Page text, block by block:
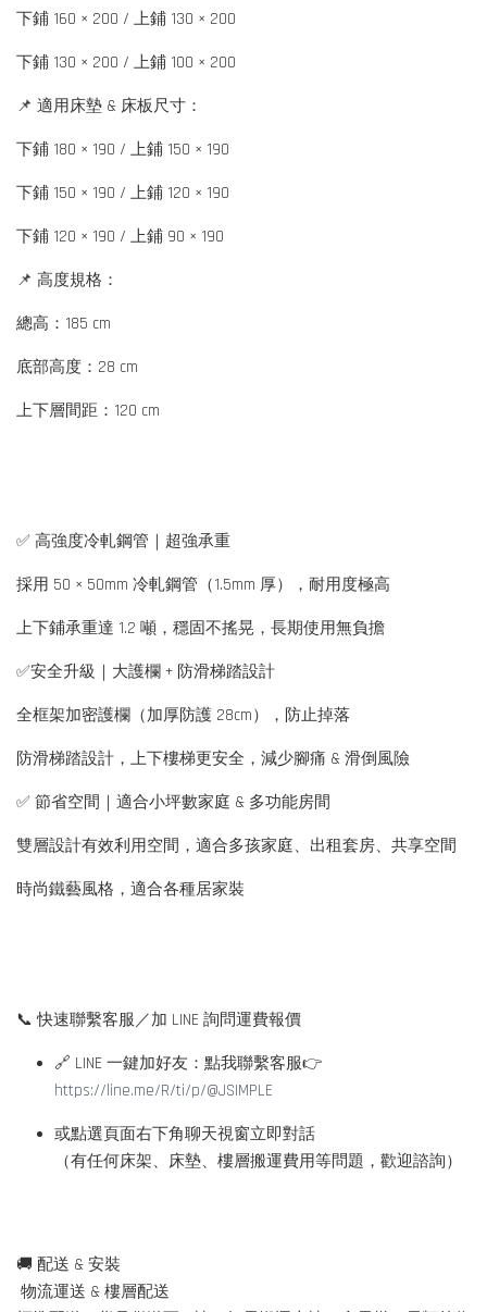
下鋪 160 × 200 / 上鋪 130 × 200
下鋪 130 × 200 / 上鋪 100 × 200
📌 適用床墊 & 床板尺寸：
下鋪 180 × 190 / 上鋪 150 × 190
下鋪 150 × 190 / 上鋪 120 × 190
下鋪 120 × 190 / 上鋪 90 × 190
📌 高度規格：
總高：185 cm
底部高度：28 cm
上下層間距：120 cm
✅ 高強度冷軋鋼管｜超強承重
採用 50 × 50mm 冷軋鋼管（1.5mm 厚），耐用度極高
上下鋪承重達 1.2 噸，穩固不搖晃，長期使用無負擔
✅安全升級｜大護欄 + 防滑梯踏設計
全框架加密護欄（加厚防護 28cm），防止掉落
防滑梯踏設計，上下樓梯更安全，減少腳痛 & 滑倒風險
✅ 節省空間｜適合小坪數家庭 & 多功能房間
雙層設計有效利用空間，適合多孩家庭、出租套房、共享空間
時尚鐵藝風格，適合各種居家裝
📞 快速聯繫客服／加 LINE 詢問運費報價
🔗 LINE 一鍵加好友：點我聯繫客服👉
https://line.me/R/ti/p/@JSIMPLE
或點選頁面右下角聊天視窗立即對話
（有任何床架、床墊、樓層搬運費用等問題，歡迎諮詢）
🚚 配送 & 安裝
物流運送 & 樓層配送